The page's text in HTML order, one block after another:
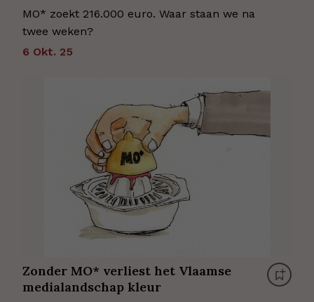
MO* zoekt 216.000 euro. Waar staan we na
twee weken?
6 Okt. 25
Zonder MO* verliest het Vlaamse
medialandschap kleur